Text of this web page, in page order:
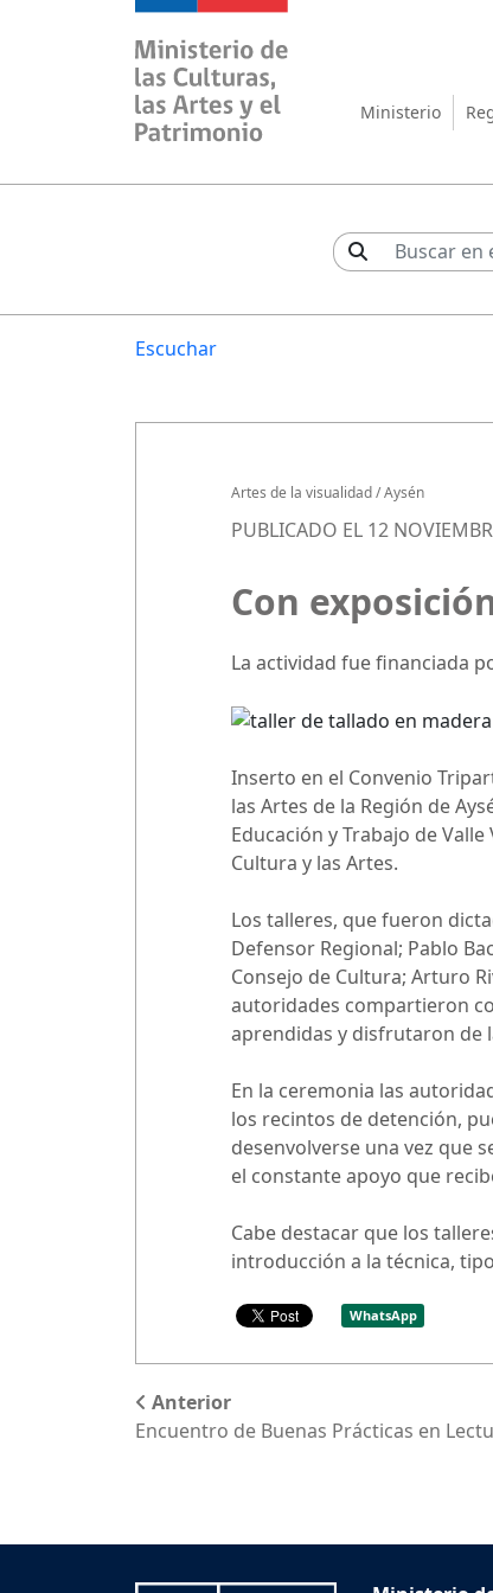
Ministerio de las
Ministerio
Escuchar
Artes de la visualidad/Aysén
PUBLICADO EL 12
Con
La actividad fue financiada
Inserto en el Convenio
las Artes de la Región de
Educación y Trabajo de
Cultura y las Artes.
Los talleres, que fueron
Defensor Regional; Pablo
Consejo de Cultura; Arturo
autoridades compartieron
aprendidas y disfrutaron de
En la ceremonia las
los recintos de detención,
desenvolverse una vez que
el constante apoyo que
Cabe destacar que los
introducción a la técnica,
WhatsApp
Anterior
Encuentro de Buenas Prácticas en